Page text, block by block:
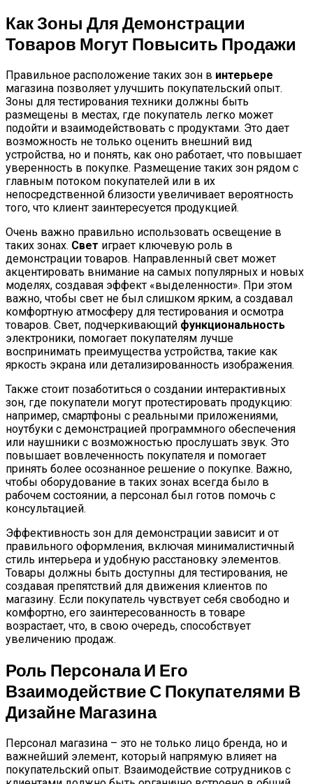
Как Зоны Для Демонстрации
Товаров Могут Повысить Продажи
Правильное расположение таких зон в интерьере
магазина позволяет улучшить покупательский опыт.
Зоны для тестирования техники должны быть
размещены в местах, где покупатель легко может
подойти и взаимодействовать с продуктами. Это дает
возможность не только оценить внешний вид
устройства, но и понять, как оно работает, что повышает
уверенность в покупке. Размещение таких зон рядом с
главным потоком покупателей или в их
непосредственной близости увеличивает вероятность
того, что клиент заинтересуется продукцией.
Очень важно правильно использовать освещение в
таких зонах. Свет играет ключевую роль в
демонстрации товаров. Направленный свет может
акцентировать внимание на самых популярных и новых
моделях, создавая эффект «выделенности». При этом
важно, чтобы свет не был слишком ярким, а создавал
комфортную атмосферу для тестирования и осмотра
товаров. Свет, подчеркивающий функциональность
электроники, помогает покупателям лучше
воспринимать преимущества устройства, такие как
яркость экрана или детализированность изображения.
Также стоит позаботиться о создании интерактивных
зон, где покупатели могут протестировать продукцию:
например, смартфоны с реальными приложениями,
ноутбуки с демонстрацией программного обеспечения
или наушники с возможностью прослушать звук. Это
повышает вовлеченность покупателя и помогает
принять более осознанное решение о покупке. Важно,
чтобы оборудование в таких зонах всегда было в
рабочем состоянии, а персонал был готов помочь с
консультацией.
Эффективность зон для демонстрации зависит и от
правильного оформления, включая минималистичный
стиль интерьера и удобную расстановку элементов.
Товары должны быть доступны для тестирования, не
создавая препятствий для движения клиентов по
магазину. Если покупатель чувствует себя свободно и
комфортно, его заинтересованность в товаре
возрастает, что, в свою очередь, способствует
увеличению продаж.
Роль Персонала И Его
Взаимодействие С Покупателями В
Дизайне Магазина
Персонал магазина – это не только лицо бренда, но и
важнейший элемент, который напрямую влияет на
покупательский опыт. Взаимодействие сотрудников с